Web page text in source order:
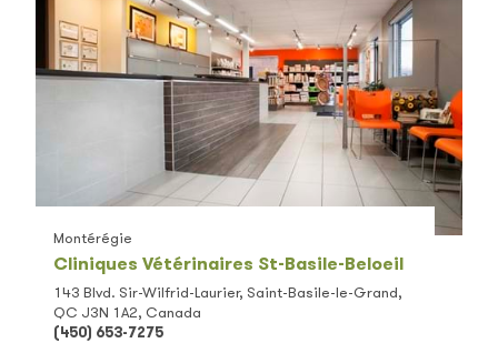
Cliniques Vétérinaires St-Basile-Beloeil
Montérégie
143 Blvd. Sir-Wilfrid-Laurier, Saint-Basile-le-Grand,
QC J3N 1A2, Canada
(450) 653-7275